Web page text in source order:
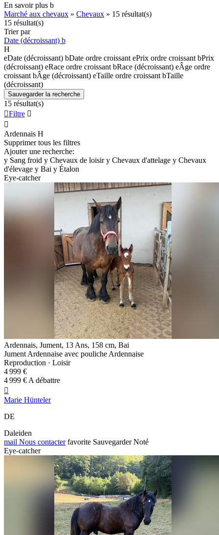
En savoir plus b
Marché aux chevaux » Chevaux » 15 résultat(s)
15 résultat(s)
Trier par
Date (décroissant) b
H
eDate (décroissant) bDate ordre croissant ePrix ordre croissant bPrix
(décroissant) eRace ordre croissant bRace (décroissant) eÂge ordre
croissant bÂge (décroissant) eTaille ordre croissant bTaille
(décroissant)
Sauvegarder la recherche
15 résultat(s)
Filtre 

Ardennais H
Supprimer tous les filtres
Ajouter une recherche:
y Sang froid y Chevaux de loisir y Chevaux d'attelage y Chevaux
d'élevage y Bai y Étalon
Eye-catcher
Ardennais, Jument, 13 Ans, 158 cm, Bai
Jument Ardennaise avec pouliche Ardennaise
Reproduction · Loisir
4 999 €
4 999 € A débattre

Marie Hünteler
DE
Daleiden
mail Nous contacter favorite Sauvegarder Noté
Eye-catcher